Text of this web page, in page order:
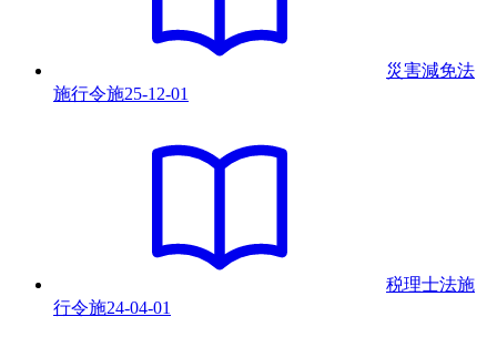
災害減免法
施行令施25-12-01
税理士法施
行令施24-04-01